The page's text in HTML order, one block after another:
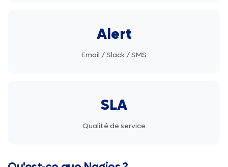
Alert
Email / Slack / SMS
SLA
Qualité de service